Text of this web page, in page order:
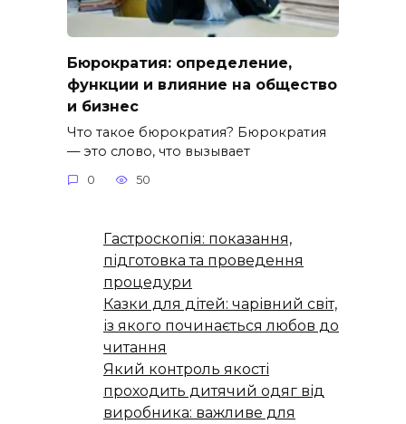
Бюрократия: определение,
функции и влияние на общество
и бизнес
Что такое бюрократия? Бюрократия
— это слово, что вызывает
0 50
Гастроскопія: показання,
підготовка та проведення
процедури
Казки для дітей: чарівний світ,
із якого починається любов до
читання
Який контроль якості
проходить дитячий одяг від
виробника: важливе для